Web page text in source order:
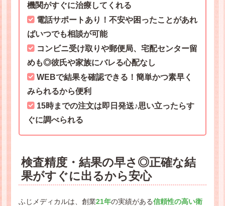
機関がすぐに治療してくれる
電話サポートあり！不安や困ったことがあれ
ばいつでも相談が可能
コンビニ受け取りや郵便局、宅配センター留
めも◎彼氏や家族にバレる心配なし
WEBで結果を確認できる！簡単かつ素早く
みられるから便利
15時までの注文は即日発送♪思い立ったらす
ぐに調べられる
検査精度・結果の早さ◎正確な結
果がすぐに出るから安心
ふじメディカルは、創業21年の実績がある信頼性の高い衛